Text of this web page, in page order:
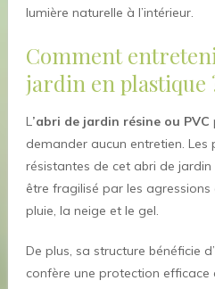
lumière naturelle à l’intérieur.
Comment
jardin en plastique
L’abri de jardin résine ou PVC
demander aucun entretien.
résistantes de cet abri de
être fragilisé par les
pluie, la neige et le gel.
De plus, sa structure bénéficie
confère une protection efficace